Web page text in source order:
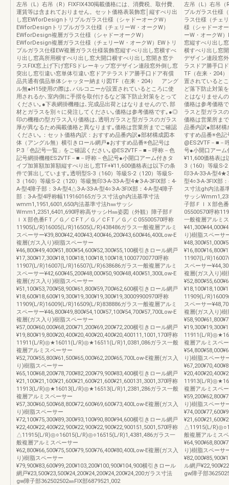
左吊（L）右吊（R）FIXFIX430掲載価格には、消費税、取付費、
運賃等は含まれておりません。セット価格表装飾窓│縦すべり出
し窓EWforDesignトリプルガラス仕様（シャドーオークW）
EWforDesignトリプルガラス仕様（チェリーW・オークW）
EWforDesign複層ガラス仕様（シャドーオークW）
EWforDesign複層ガラス仕様（チェリーW・オークW）EWトリ
プルガラス仕様EW複層ガラス仕様装飾窓縦すべり出し窓横すべ
り出し窓高所用横すべり出し窓大開口横すべり出し窓開き窓テ
ラスFIX窓上げ下げ窓FSドレーキップ窓デザイン連段窓外倒し窓
突出し窓引違い窓単体引違い窓ドアテラスドア勝手口ドア有償
品共通有償品単体シャッター納まり図TF（在来・204） アング
ル無●H15使用の際は､バルコニーが設置されているところに使
用されるか､室内側に手摺を取付けるなど落下防止対策をとって
ください｡●下表網掛機種は､完成品出荷とはなりませんので､部
材とガラスを別々に発注してください｡価格は参考価格です｡●◎
印の機種の型ガラス入り価格は､透明ガラスと型ガラスのガラス
厚が異なるため掲載価格と異なります｡価格は営業所までご確認
ください｡：セット価格内訳：おすすめ品番内訳●部材構成図本
体（アングル無）横引きロール網戸●おすすめ品番※色記号は
P.3「色記号一覧」をご確認ください｡@ES2VTF－■－呼称－色
記号網掛機種ES2VTF－■－呼称－色記号●小開口アーム付きタ
イプ加算額加算額縦すべり出し窓TF+¥11,600価格表は以下の条
件で算出しています｡透明型S-3（160）等級S-2（120）等級S-
3（160）等級S-2（120）等級無印3-A-33-A-型4★3-A-3FIX部：4-
A-型4障子部：3-A-型4△3-A-33-A-型4○3-A-3FIX部：4-A-型4障子
部：3-A-型4呼称幅119160165ガラス寸法gh内法基準寸法
wmm1,1951,6001,650内法基準寸法h㎜サッシ
Wmm1,2351,6401,690呼称高サッシH㎜姿図（外観）障子部Ｆ
ＩＸ部色番FＴ／Ｇ／ＣFＴ／Ｇ／ＣFＴ／Ｇ／Ｃ05500570呼称
11905(L/R)16005(L/R)16505(L/R)438486ガラス一般複層アルミ
スペーサー¥39,800¥42,400¥43,400¥46,200¥43,600¥46,400Low-E
複層(ガス入り)樹脂スペーサー
¥46,800¥49,400¥51,800¥54,600¥52,300¥55,100横引きロール網戸
¥17,300¥17,300¥18,100¥18,100¥18,100¥18,10007700770呼称
11907(L/R)16007(L/R)16507(L/R)638686ガラス一般複層アルミ
スペーサー¥42,600¥45,200¥48,000¥50,900¥48,400¥51,300Low-E
複層(ガス入り)樹脂スペーサー
¥51,100¥53,700¥58,900¥61,800¥59,700¥62,600横引きロール網戸
¥18,600¥18,600¥19,300¥19,300¥19,300¥19,30009900970呼称
11909(L/R)16009(L/R)16509(L/R)838886ガラス一般複層アルミ
スペーサー¥46,800¥49,800¥54,100¥57,100¥54,700¥57,700Low-E
複層(ガス入り)樹脂スペーサー
¥57,000¥60,000¥68,200¥71,200¥69,200¥72,200横引きロール網戸
¥19,800¥19,800¥20,400¥20,400¥20,400¥20,400111,1001,170呼称
11911(L/R)◎★16011(L/R)◎★16511(L/R)1,0381,086ガラス一般
複層アルミスペーサー
¥52,700¥55,800¥61,500¥65,000¥62,200¥65,700Low-E複層(ガス入
り)樹脂スペーサー
¥65,100¥68,200¥78,700¥82,200¥79,900¥83,400横引きロール網戸
¥21,100¥21,100¥21,600¥21,600¥21,600¥21,600131,3001,370呼称
11913(L/R)◎★16013(L/R)◎★16513(L/R)1,2381,286ガラス一般
複層アルミスペーサー
¥57,300¥60,500¥68,800¥72,600¥69,600¥73,400Low-E複層(ガス入
り)樹脂スペーサー
¥72,100¥75,300¥89,300¥93,100¥90,800¥94,600横引きロール網戸
¥22,400¥22,400¥22,900¥22,900¥22,900¥22,900151,5001,570呼称
△11915(L/R)◎○16015(L/R)◎○16515(L/R)1,4381,486ガラス一
般複層アルミスペーサー
¥62,800¥66,500¥75,500¥79,500¥76,400¥80,400Low-E複層(ガス入
り)樹脂スペーサー
¥79,900¥83,600¥99,200¥103,200¥100,900¥104,900横引きロール
網戸¥23,500¥23,500¥24,200¥24,200¥24,200¥24,200ガラス寸法
gw障子部362502502㎜FIX部6879521,002
左吊（L）右吊（
プルガラス仕様
ラス仕様（チェ
様（シャドーオ
ーW・オークW
窓縦すべり出し
横すべり出し窓
デザイン連段窓
ラスドア勝手口
TF（在来・204
置されていると
ど落下防止対策
とはなりません
価格は参考価格
ラスと型ガラス
価格は営業所ま
品番内訳●部材構
すすめ品番※色記
@ES2VTF－■－
号●小開口アーム
¥11,600価格表は
3（160）等級S-
印3-A-33-A-型
型4○3-A-3FIX部
ス寸法gh内法基
サッシ
子部ＦＩＸ部色
05500570呼称
一般複層アルミ
り)樹脂スペーサ
11907(L/
スペーサー
複層(ガス入り)樹
11909(L/
スペーサー
複層(ガス入り)樹
11911(L/
複層アルミスペ
り)樹脂スペーサ
11913(L/
複層アルミスペ
り)樹脂スペーサ
△11915(L/
般複層アルミス
り)樹脂スペーサ
ル網戸
gw障子部